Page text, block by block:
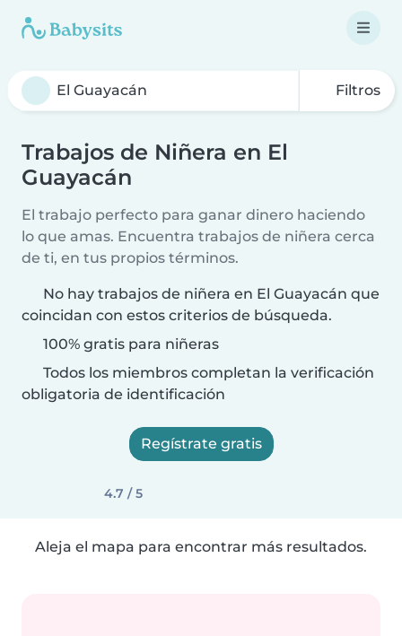
Filtros
Trabajos de Niñera en El
Guayacán
El trabajo perfecto para ganar dinero haciendo
lo que amas. Encuentra trabajos de niñera cerca
de ti, en tus propios términos.
No hay trabajos de niñera en El Guayacán que
coincidan con estos criterios de búsqueda.
100% gratis para niñeras
Todos los miembros completan la verificación
obligatoria de identificación
Regístrate gratis
4.7 / 5
Aleja el mapa para encontrar más resultados.